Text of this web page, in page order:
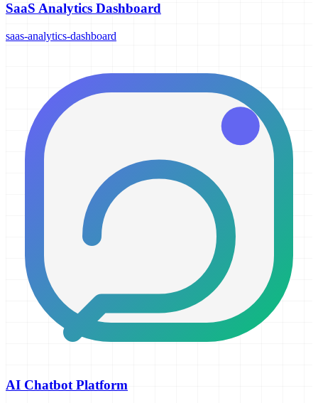
SaaS Analytics Dashboard
saas-analytics-dashboard
AI Chatbot Platform